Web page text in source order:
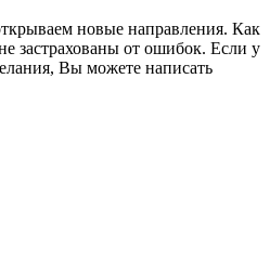
новые направления. Как
застрахованы от ошибок. Если у
Вы можете написать